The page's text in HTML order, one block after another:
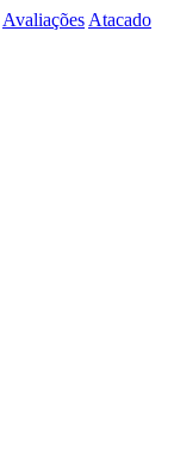
Avaliações Atacado